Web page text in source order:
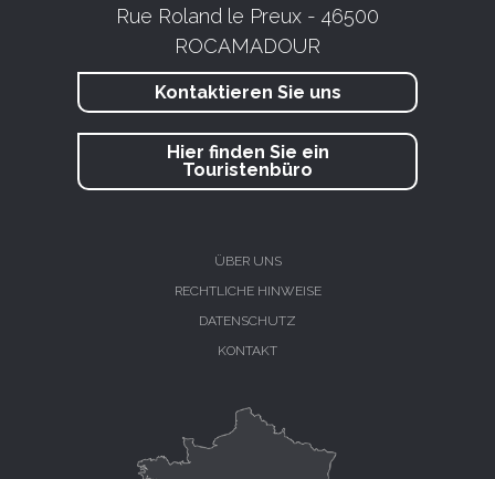
Rue Roland le Preux - 46500
ROCAMADOUR
Kontaktieren Sie uns
Hier finden Sie ein
Touristenbüro
ÜBER UNS
RECHTLICHE HINWEISE
DATENSCHUTZ
KONTAKT